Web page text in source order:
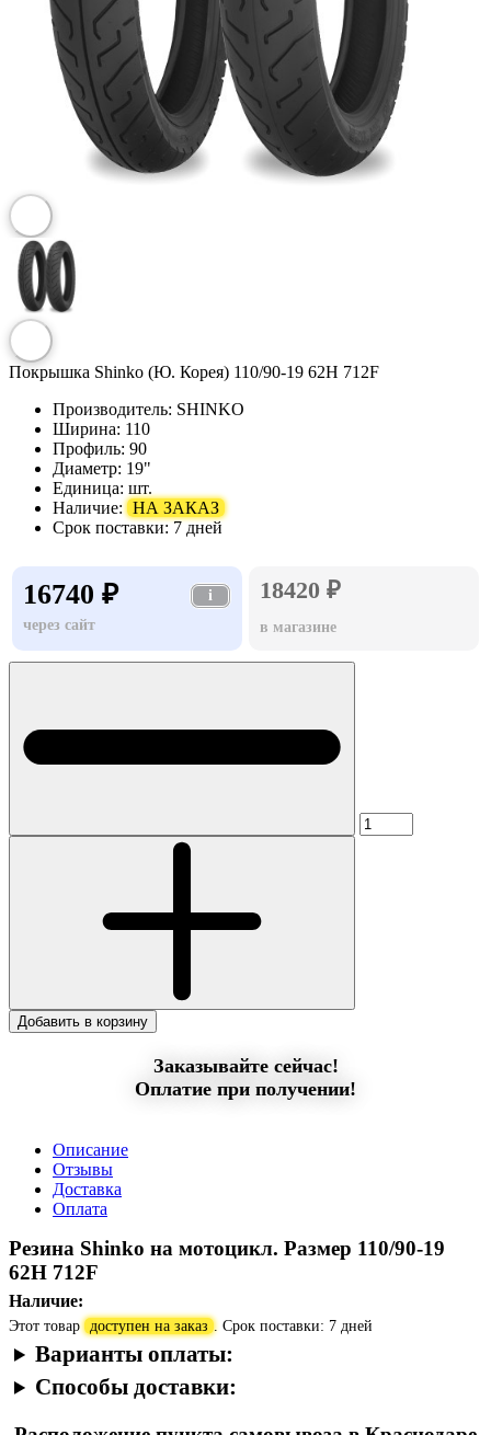
Покрышка Shinko (Ю. Корея) 110/90-19 62H 712F
Производитель: SHINKO
Ширина: 110
Профиль: 90
Диаметр: 19"
Единица: шт.
Наличие: НА ЗАКАЗ
Срок поставки: 7 дней
16740 ₽
i
через сайт
18420 ₽
в магазине
Добавить в корзину
Заказывайте сейчас!
Оплатие при получении!
Описание
Отзывы
Доставка
Оплата
Резина Shinko на мотоцикл. Размер 110/90-19
62H 712F
Наличие:
Этот товар доступен на заказ . Срок поставки: 7 дней
Варианты оплаты:
Способы доставки: